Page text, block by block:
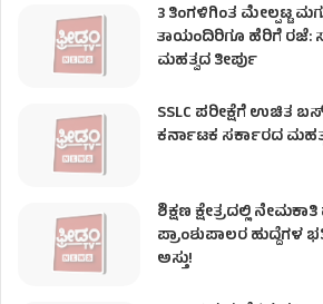
3 ತಿಂಗಳಿಗಿಂತ ಮೇಲ್ಪಟ್ಟ
ತಾಯಂದಿರಿಗೂ ಹೆರಿಗೆ ರಜೆ:
ಮಹತ್ವದ ತೀರ್ಪು
SSLC ಪರೀಕ್ಷೆಗೆ ಉಚಿತ
ಕರ್ನಾಟಕ ಸರ್ಕಾರದ
ಶಿಕ್ಷಣ ಕ್ಷೇತ್ರದಲ್ಲಿ
ಪ್ರಾಂಶುಪಾಲರ ಹುದ್ದೆಗಳ
ಅಸ್ತು!